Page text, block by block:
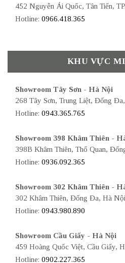
452 Nguyễn Ái Quốc, Tân Tiến,
Hotline: 0966.418.365
KHU VỰC
Showroom Tây Sơn - Hà Nội
268 Tây Sơn, Trung Liệt, Đống
Hotline: 0943.365.765
Showroom 398 Khâm Thiên -
398B Khâm Thiên, Thổ Quan,
Hotline: 0936.092.365
Showroom 302 Khâm Thiên -
302 Khâm Thiên, Đống Đa, Hà Nội
Hotline: 0943.980.890
Showroom Cầu Giấy - Hà Nội
459 Hoàng Quốc Việt, Cầu Giấy,
Hotline: 0902.227.365